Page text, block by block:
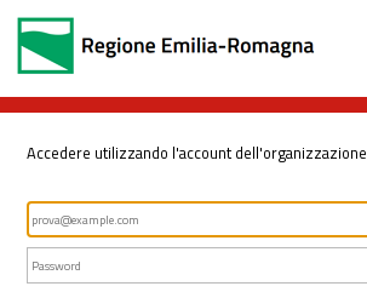
Accedere utilizzando l'account dell'organizzazione